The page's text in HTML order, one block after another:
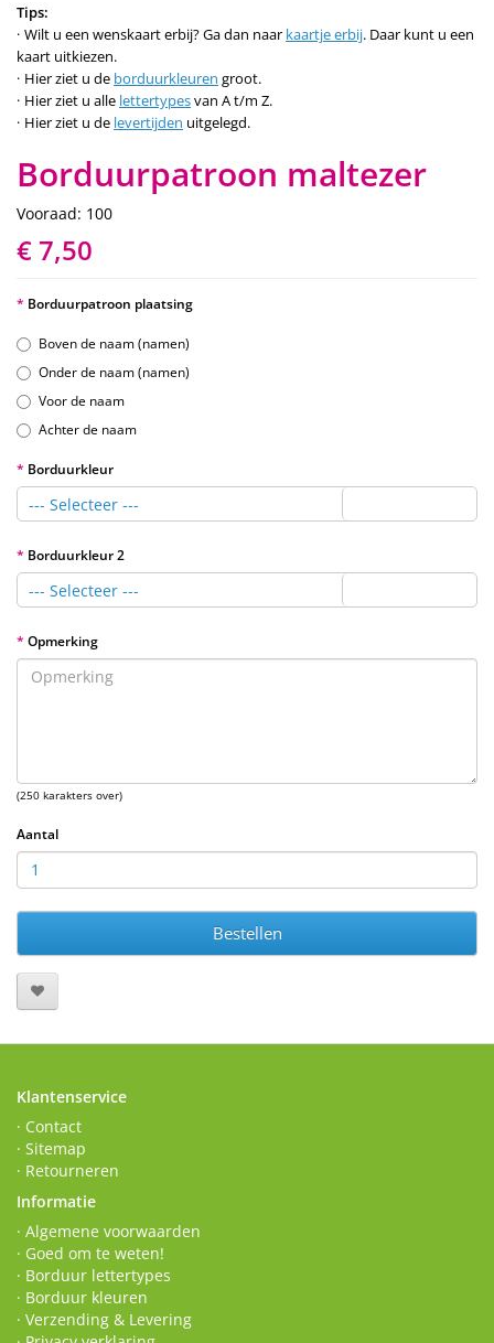
Tips:
Wilt u een wenskaart erbij? Ga dan naar kaartje erbij. Daar kunt u een
kaart uitkiezen.
Hier ziet u de borduurkleuren groot.
Hier ziet u alle lettertypesvan A t/m Z.
Hier ziet u de levertijden uitgelegd.
Borduurpatroon maltezer
Vooraad: 100
€ 7,50
Borduurpatroon plaatsing
Boven de naam (namen)
Onder de naam (namen)
Voor de naam
Achter de naam
Borduurkleur
--- Selecteer ---
Borduurkleur 2
--- Selecteer ---
Opmerking
(250 karakters over)
Aantal
Bestellen
Klantenservice
· Contact
· Sitemap
· Retourneren
Informatie
· Algemene voorwaarden
· Goed om te weten!
· Borduur lettertypes
· Borduur kleuren
· Verzending & Levering